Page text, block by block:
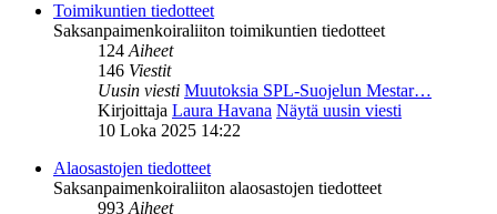
Toimikuntien tiedotteet
Saksanpaimenkoiraliiton toimikuntien tiedotteet
124Aiheet
146 Viestit
Uusin viesti Muutoksia SPL-Suojelun Mestar…
Kirjoittaja Laura Havana Näytä uusin viesti
10 Loka 2025 14:22
Alaosastojen tiedotteet
Saksanpaimenkoiraliiton alaosastojen tiedotteet
993Aiheet